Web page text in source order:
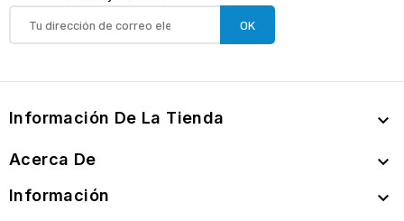
Información De La Tienda 
Acerca De 
Información 